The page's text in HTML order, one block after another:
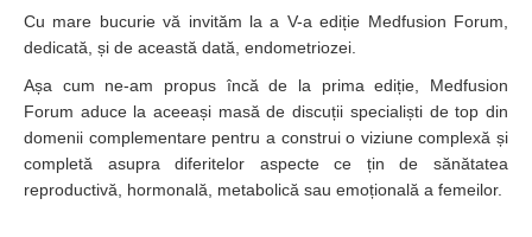
Cu mare bucurie vă invităm la a V-a ediție Medfusion Forum,
dedicată, și de această dată, endometriozei.
Așa cum ne-am propus încă de la prima ediție, Medfusion
Forum aduce la aceeași masă de discuții specialiști de top din
domenii complementare pentru a construi o viziune complexă și
completă asupra diferitelor aspecte ce țin de sănătatea
reproductivă, hormonală, metabolică sau emoțională a femeilor.